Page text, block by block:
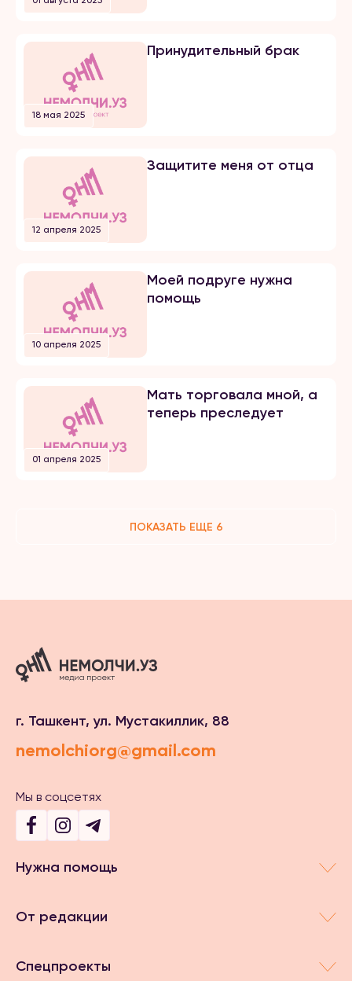
мне сделал предложение. Мы […]
18 мая 2025
Принудительный брак
12 апреля 2025
Защитите меня от отца
10 апреля 2025
Моей подруге нужна
помощь
01 апреля 2025
Мать торговала мной, а
теперь преследует
ПОКАЗАТЬ ЕЩЕ 6
г. Ташкент, ул. Мустакиллик, 88
nemolchiorg@gmail.com
Мы в соцсетях
Нужна помощь
От редакции
Спецпроекты